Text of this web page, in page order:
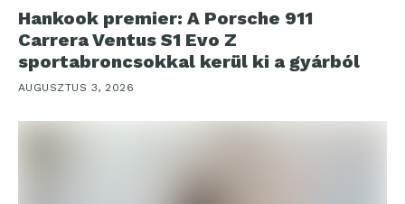
Hankook premier: A Porsche 911
Carrera Ventus S1 Evo Z
sportabroncsokkal kerül ki a gyárból
AUGUSZTUS 3, 2026